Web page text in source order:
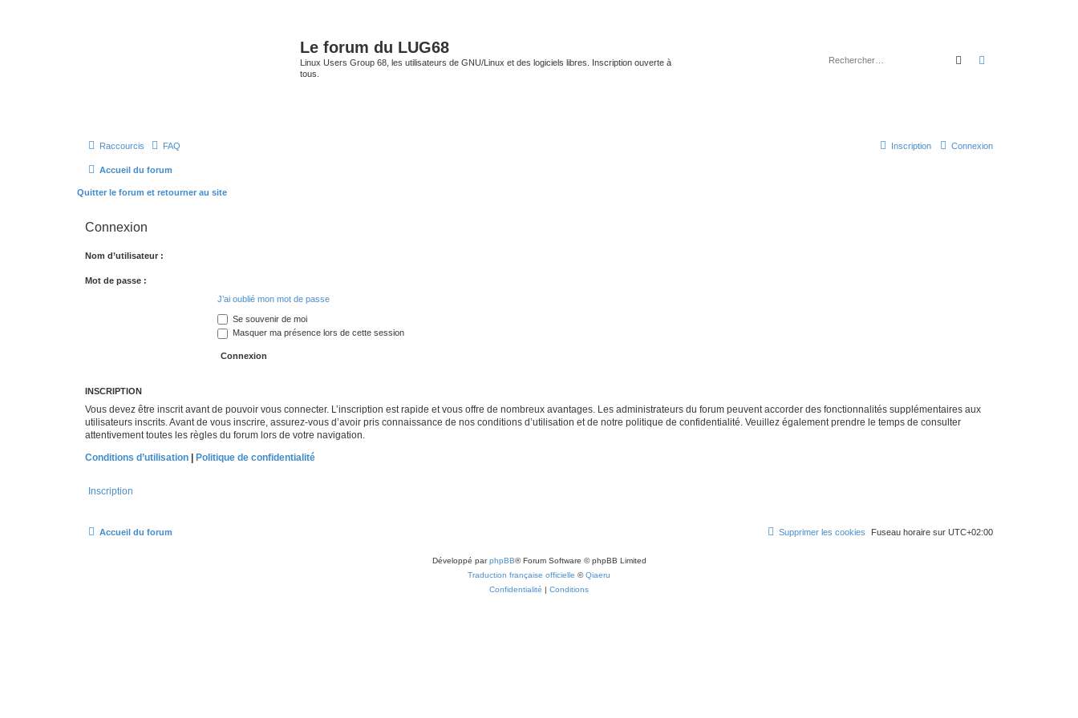
Le forum du LUG68
Linux Users Group 68, les utilisateurs de GNU/Linux et des logiciels libres. Inscription ouverte à
tous.
Rechercher
Raccourcis FAQ Connexion
Inscription
Accueil du forum
Quitter le forum et retourner au site
Connexion
Nom d’utilisateur :
Mot de passe :
J’ai oublié mon mot de passe
Se souvenir de moi
Masquer ma présence lors de cette session
INSCRIPTION
Vous devez être inscrit avant de pouvoir vous connecter. L’inscription est rapide et vous offre de nombreux avantages. Les administrateurs du forum peuvent accorder des fonctionnalités supplémentaires aux
utilisateurs inscrits. Avant de vous inscrire, assurez-vous d’avoir pris connaissance de nos conditions d’utilisation et de notre politique de confidentialité. Veuillez également prendre le temps de consulter
attentivement toutes les règles du forum lors de votre navigation.
Conditions d’utilisation
Politique de confidentialité
Inscription
Accueil du forum Fuseau horaire sur UTC+02:00
Supprimer les cookies
Développé parphpBB® Forum Software © phpBB Limited
Traduction française officielle ©Qiaeru
Confidentialité | Conditions